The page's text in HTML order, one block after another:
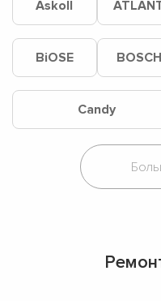
Askoll
BiOSE BOSCH
Candy